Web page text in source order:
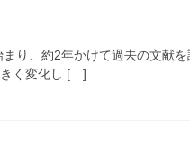
り、約2年かけて過去の文献
きく変化し […]